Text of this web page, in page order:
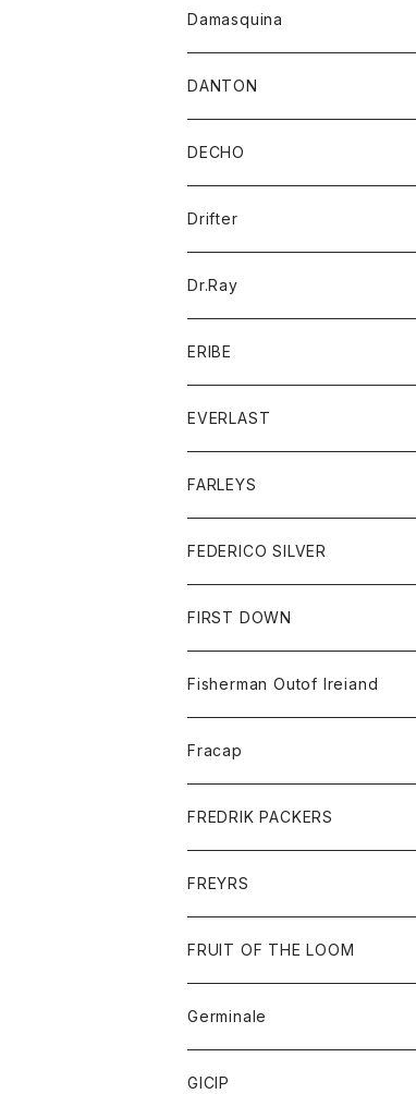
パーカー
Tシャツ
パーカー
ワンピース
ブラウス
キャップ
Damasquina
ウォレット
カードケース
バッグ
DANTON
アウター
コート
ジャケット
アクセサリー
バッグ
キッズ
シャツ
Tシャツ
グッズ
帽子
トップス
シャツ
セーター
ボトム
ショートパンツ
パンツ
レディース
コート
ジャケット
Tシャツ
ボトム
DECHO
帽子
Drifter
Dr.Ray
ERIBE
ニット
EVERLAST
トップス
ジャケット
スエットシャツ
ボトム
スエットパンツ
グッズ
帽子
FARLEYS
FEDERICO SILVER
アクセサリー
FIRST DOWN
Fisherman Outof Ireiand
ニット
Fracap
グッズ
靴
FREDRIK PACKERS
アクセサリー
バッグ
FREYRS
サングラス
FRUIT OF THE LOOM
アウター
パーカー
グッズ
Germinale
靴
GICIP